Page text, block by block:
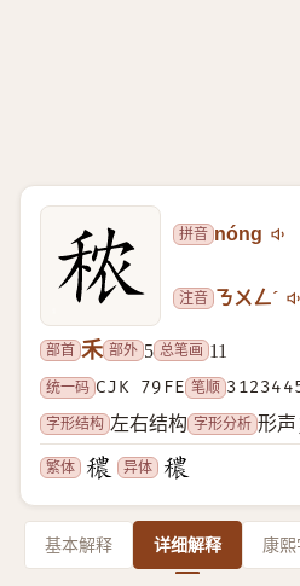
拼音 nóng
注音 ㄋㄨㄥˊ
部首 禾 部外 5 总笔画 11
统一码 CJK 79FE 笔顺
字形结构 左右结构 字形分析 形声
繁体 异体
基本解释 详细解释 康